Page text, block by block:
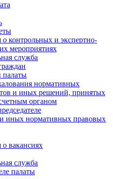
контрольных и экспертно-
мероприятиях
служба
палаты
нормативных
и иных решений, принятых
органом
и иных нормативных правовых
вакансиях
служба
палаты